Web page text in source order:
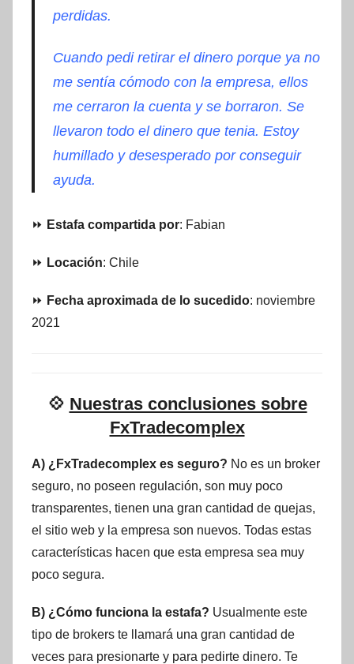
perdidas.
Cuando pedi retirar el dinero porque ya no
me sentía cómodo con la empresa, ellos
me cerraron la cuenta y se borraron. Se
llevaron todo el dinero que tenia. Estoy
humillado y desesperado por conseguir
ayuda.
⏩ Estafa compartida por: Fabian
⏩ Locación: Chile
⏩ Fecha aproximada de lo sucedido: noviembre
2021
💠 Nuestras conclusiones sobre
FxTradecomplex
A) ¿FxTradecomplex es seguro? No es un broker
seguro, no poseen regulación, son muy poco
transparentes, tienen una gran cantidad de quejas,
el sitio web y la empresa son nuevos. Todas estas
características hacen que esta empresa sea muy
poco segura.
B) ¿Cómo funciona la estafa? Usualmente este
tipo de brokers te llamará una gran cantidad de
veces para presionarte y para pedirte dinero. Te